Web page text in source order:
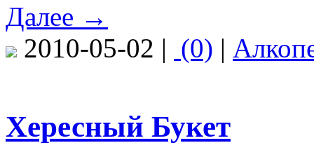
Далее →
2010-05-02 | (0) |
Хересный Букет